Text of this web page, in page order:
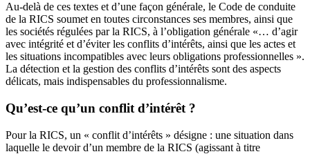
Au-delà de ces textes et d’une façon générale, le Code de conduite
de la RICS soumet en toutes circonstances ses membres, ainsi que
les sociétés régulées par la RICS, à l’obligation générale «… d’agir
avec intégrité et d’éviter les conflits d’intérêts, ainsi que les actes et
les situations incompatibles avec leurs obligations professionnelles ».
La détection et la gestion des conflits d’intérêts sont des aspects
délicats, mais indispensables du professionnalisme.
Qu’est-ce qu’un conflit d’intérêt ?
Pour la RICS, un « conflit d’intérêts » désigne : une situation dans
laquelle le devoir d’un membre de la RICS (agissant à titre